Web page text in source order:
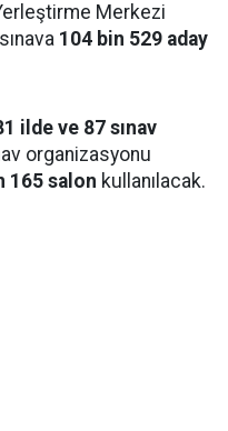
Merkezi
104 bin 529 aday
ilde ve 87 sınav
organizasyonu
165 salon kullanılacak.